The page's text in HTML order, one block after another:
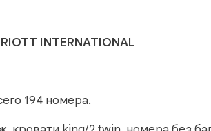
INTERNATIONAL
194 номера.